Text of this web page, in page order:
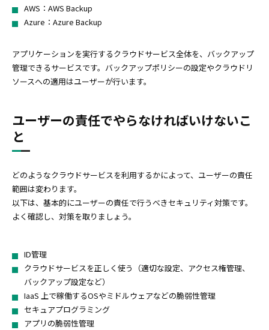
AWS：AWS Backup
Azure：Azure Backup
アプリケーションを実行するクラウドサービス全体を、バックアップ
管理できるサービスです。バックアップポリシーの設定やクラウドリ
ソースへの適用はユーザーが行います。
ユーザーの責任でやらなければいけないこ
と
どのようなクラウドサービスを利用するかによって、ユーザーの責任
範囲は変わります。
以下は、基本的にユーザーの責任で行うべきセキュリティ対策です。
よく確認し、対策を取りましょう。
ID管理
クラウドサービスを正しく使う（適切な設定、アクセス権管理、
バックアップ設定など）
IaaS 上で稼働するOSやミドルウェアなどの脆弱性管理
セキュアプログラミング
アプリの脆弱性管理